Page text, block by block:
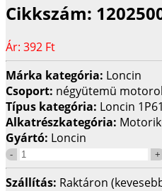
Cikkszám:
Ár: 392 Ft
Márka kategória: Loncin
Csoport: négyütemü
Típus kategória: Loncin
Alkatrészkategória:
Gyártó: Loncin
Szállítás: Raktáron